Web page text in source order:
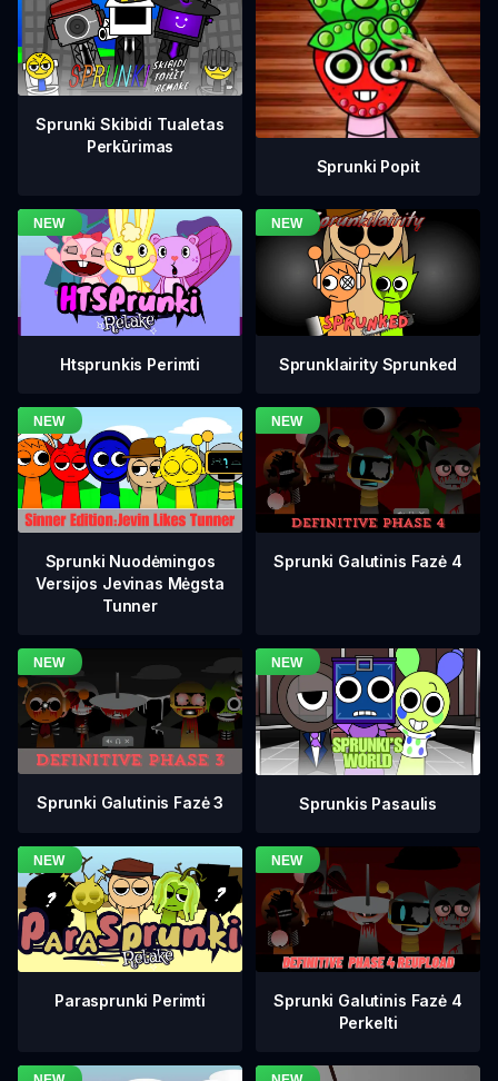
Sprunki Skibidi Tualetas
Perkūrimas
Sprunki Popit
Htsprunkis Perimti Sprunklairity Sprunked
Sprunki Nuodėmingos
Versijos Jevinas Mėgsta
Tunner
Sprunki Galutinis Fazė 4
Sprunki Galutinis Fazė 3 Sprunkis Pasaulis
Parasprunki Perimti
Sprunki Galutinis Fazė 4
Perkelti